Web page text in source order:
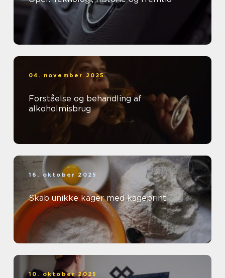
04. november 2025
Forståelse og behandling af
alkoholmisbrug
16. oktober 2025
Skab unikke kager med kageprint
10. oktober 2025